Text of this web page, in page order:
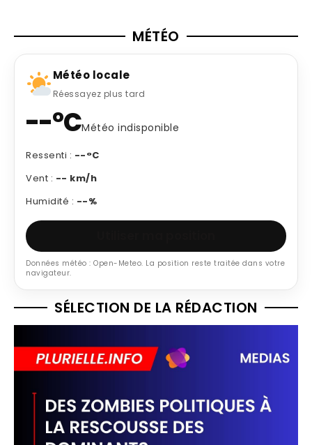
MÉTÉO
Météo locale
Réessayez plus tard
--°CMétéo indisponible
Ressenti : --°C
Vent : -- km/h
Humidité : --%
Données météo : Open-Meteo. La position reste traitée dans votre
navigateur.
SÉLECTION DE LA RÉDACTION